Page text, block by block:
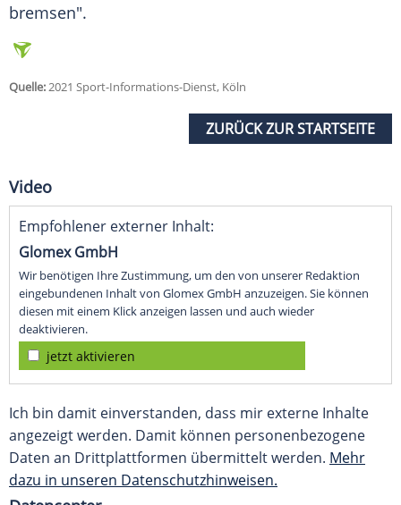
bremsen".
Quelle:2021 Sport-Informations-Dienst, Köln
ZURÜCK ZUR STARTSEITE
Video
Empfohlener externer Inhalt:
Glomex GmbH
Wir benötigen Ihre Zustimmung, um den von unserer Redaktion
eingebundenen Inhalt von Glomex GmbH anzuzeigen. Sie können
diesen mit einem Klick anzeigen lassen und auch wieder
deaktivieren.
jetzt aktivieren
Ich bin damit einverstanden, dass mir externe Inhalte
angezeigt werden. Damit können personenbezogene
Daten an Drittplattformen übermittelt werden. Mehr
dazu in unseren Datenschutzhinweisen.